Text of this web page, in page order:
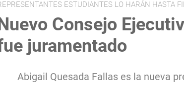
ESTUDIANTES LO HARÁN HASTA
Consejo
juramentado
Abigail Quesada Fallas es la nueva